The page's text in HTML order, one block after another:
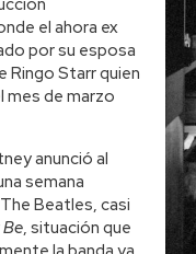
el ahora ex
por su esposa
Ringo Starr quien
mes de marzo
anunció al
semana
Beatles, casi
, situación que